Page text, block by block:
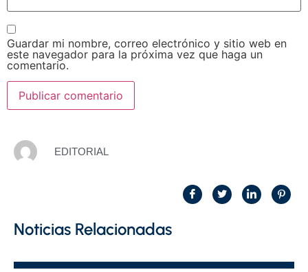
Guardar mi nombre, correo electrónico y sitio web en
este navegador para la próxima vez que haga un
comentario.
EDITORIAL
Noticias Relacionadas